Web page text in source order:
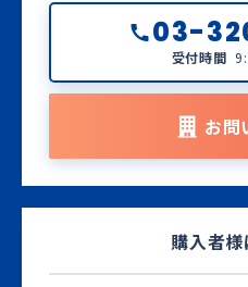
03-
受付時間
お問
購入者